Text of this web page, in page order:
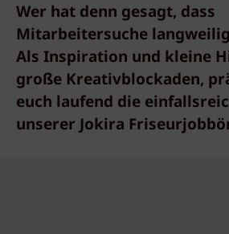
Wer hat denn gesagt, dass
Mitarbeitersuche
Als Inspiration und kleine
große Kreativblockaden,
euch laufend die
unserer Jokira